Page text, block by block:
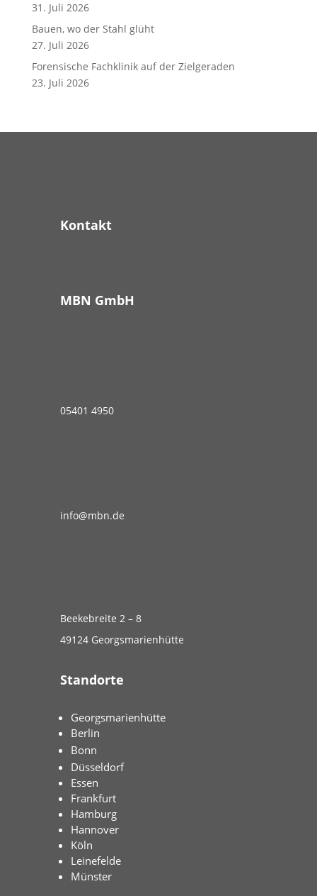
31. Juli 2026
Bauen, wo der Stahl glüht
27. Juli 2026
Forensische Fachklinik auf der Zielgeraden
23. Juli 2026
Kontakt
MBN GmbH
05401 4950
info@mbn.de
Beekebreite 2 – 8
49124 Georgsmarienhütte
Standorte
Georgsmarienhütte
Berlin
Bonn
Düsseldorf
Essen
Frankfurt
Hamburg
Hannover
Köln
Leinefelde
Münster